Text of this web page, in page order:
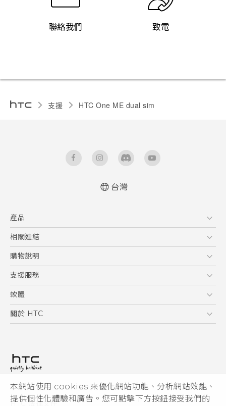
本網站使用 cookies 來優化網站功能、分析網站效能、
提供個性化體驗和廣告。您可點擊下方按鈕接受我們的
聯絡我們 致電
支援 HTC One ME dual sim‎
English - User manual
台灣
產品
5G
智慧型手機
配件
相關連結
HTC Research
購物說明
購物須知
訂單管理
付款方式
支援服務
到府收送維修服務
服務中心資訊
客戶服務佈告欄
軟體
應用程式
HTC Sync Manager
關於 HTC
投資人
隱私權政策
© 2011-2026 HTC Corporation
HTC 法律文件